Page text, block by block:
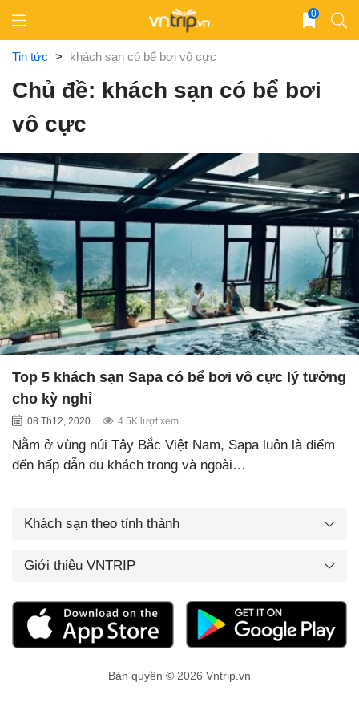
content
0
Tin tức > khách sạn có bể bơi vô cực
Chủ đề: khách sạn có bể bơi
vô cực
Top 5 khách sạn Sapa có bể bơi vô cực lý tưởng
cho kỳ nghỉ
08 Th12, 2020 4.5K lượt xem
Nằm ở vùng núi Tây Bắc Việt Nam, Sapa luôn là điểm
đến hấp dẫn du khách trong và ngoài…
Khách sạn theo tỉnh thành
Giới thiệu VNTRIP
Bản quyền © 2026 Vntrip.vn